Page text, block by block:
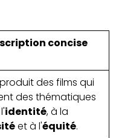
concise
des films qui
des thématiques
identité, à la
et à l'équité.